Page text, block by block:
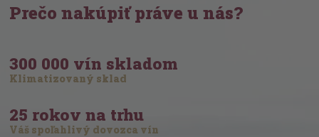
Prečo nakúpiť práve u nás?
300 000 vín skladom
Klimatizovaný sklad
25 rokov na trhu
Váš spoľahlivý dovozca vín